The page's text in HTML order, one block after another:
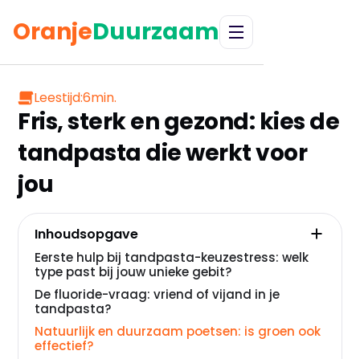
OranjeDuurzaam
Leestijd:6min.
Fris, sterk en gezond: kies de
tandpasta die werkt voor
jou
Inhoudsopgave
Eerste hulp bij tandpasta-keuzestress: welk
type past bij jouw unieke gebit?
De fluoride-vraag: vriend of vijand in je
tandpasta?
Natuurlijk en duurzaam poetsen: is groen ook
effectief?